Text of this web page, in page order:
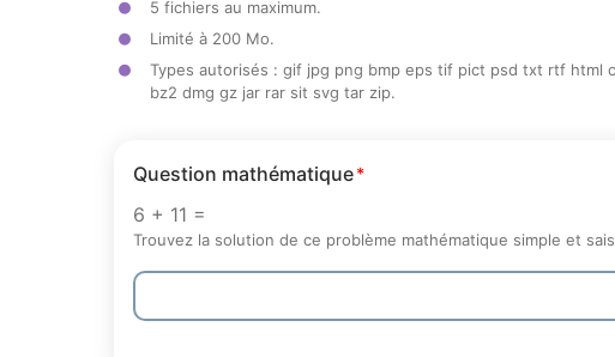
5 fichiers au maximum.
Limité à 200 Mo.
Types autorisés : gif jpg png bmp eps tif pict psd txt rtf html
bz2 dmg gz jar rar sit svg tar zip.
Question mathématique
6 + 11 =
Trouvez la solution de ce problème mathématique simple et